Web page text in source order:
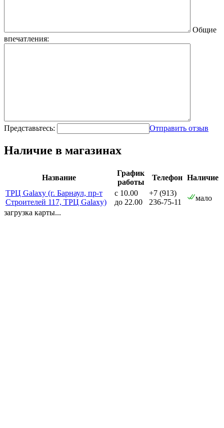
Общие
впечатления:
Представьтесь: Отправить отзыв
Наличие в магазинах
Название
График
работы
Телефон Наличие
ТРЦ Galaxy (г. Барнаул, пр-т
Строителей 117, ТРЦ Galaxy)
с 10.00
до 22.00
+7 (913)
236-75-11
мало
загрузка карты...